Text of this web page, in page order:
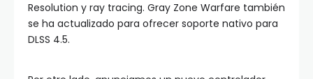
Resolution y ray tracing. Gray Zone Warfare también
se ha actualizado para ofrecer soporte nativo para
DLSS 4.5.